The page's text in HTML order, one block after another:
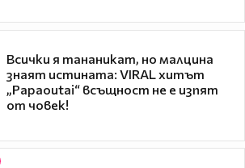
Всички я тананикат, но малцина
знаят истината: VIRAL хитът
„Papaoutai“ всъщност не е изпят
от човек!